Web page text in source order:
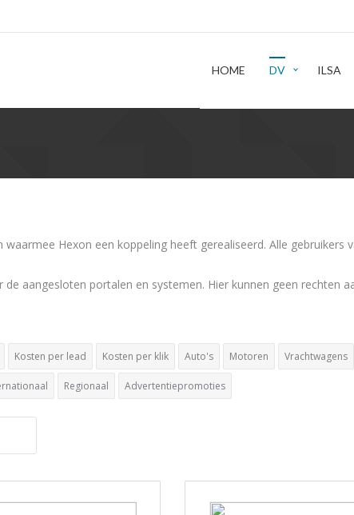
HOME DV ILSA
Hexon een koppeling heeft gerealiseerd. Alle gebruikers
aangesloten portalen en systemen. Hier kunnen geen rechten
Kosten per lead Kosten per klik Auto's Motoren Vrachtwagens
Regionaal Advertentiepromoties